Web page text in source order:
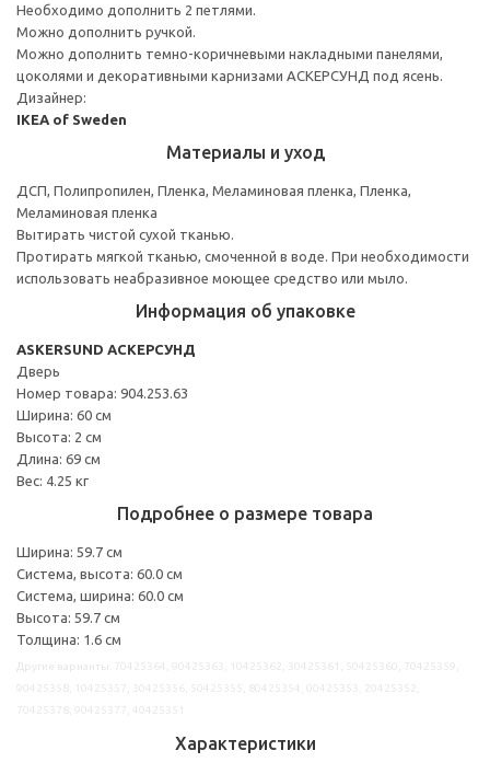
Необходимо дополнить 2 петлями.
Можно дополнить ручкой.
Можно дополнить темно-коричневыми накладными панелями,
цоколями и декоративными карнизами АСКЕРСУНД под ясень.
Дизайнер:
IKEA of Sweden
Материалы и уход
ДСП, Полипропилен, Пленка, Меламиновая пленка, Пленка,
Меламиновая пленка
Вытирать чистой сухой тканью.
Протирать мягкой тканью, смоченной в воде. При необходимости
использовать неабразивное моющее средство или мыло.
Информация об упаковке
ASKERSUND АСКЕРСУНД
Дверь
Номер товара: 904.253.63
Ширина: 60 см
Высота: 2 см
Длина: 69 см
Вес: 4.25 кг
Подробнее о размере товара
Ширина: 59.7 см
Система, высота: 60.0 см
Система, ширина: 60.0 см
Высота: 59.7 см
Толщина: 1.6 см
Характеристики